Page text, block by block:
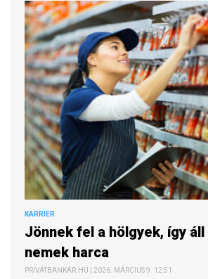
KARRIER
Jönnek fel a hölgyek, így
nemek harca
PRIVÁTBANKÁR.HU | 2026. MÁRCIUS 9. 12:51